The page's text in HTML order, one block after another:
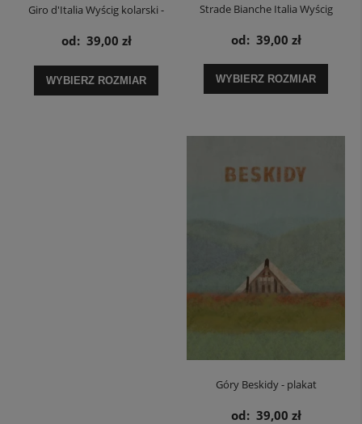
Giro d'Italia Wyścig kolarski -
plakat
od: 39,00 zł
WYBIERZ ROZMIAR
Strade Bianche Italia Wyścig
kolarski - plakat
od: 39,00 zł
WYBIERZ ROZMIAR
Góry Beskidy - plakat
od: 39,00 zł